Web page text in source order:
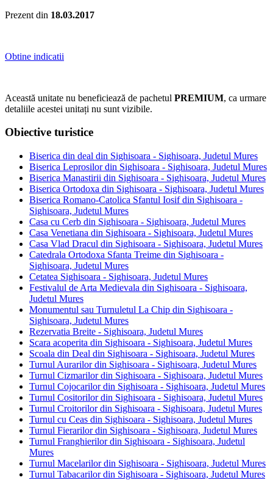
Prezent din 18.03.2017
Obtine indicatii
Această unitate nu beneficiează de pachetul PREMIUM, ca urmare
detaliile acestei unitați nu sunt vizibile.
Obiective turistice
Biserica din deal din Sighisoara - Sighisoara, Judetul Mures
Biserica Leprosilor din Sighisoara - Sighisoara, Judetul Mures
Biserica Manastirii din Sighisoara - Sighisoara, Judetul Mures
Biserica Ortodoxa din Sighisoara - Sighisoara, Judetul Mures
Biserica Romano-Catolica Sfantul Iosif din Sighisoara -
Sighisoara, Judetul Mures
Casa cu Cerb din Sighisoara - Sighisoara, Judetul Mures
Casa Venetiana din Sighisoara - Sighisoara, Judetul Mures
Casa Vlad Dracul din Sighisoara - Sighisoara, Judetul Mures
Catedrala Ortodoxa Sfanta Treime din Sighisoara -
Sighisoara, Judetul Mures
Cetatea Sighisoara - Sighisoara, Judetul Mures
Festivalul de Arta Medievala din Sighisoara - Sighisoara,
Judetul Mures
Monumentul sau Turnuletul La Chip din Sighisoara -
Sighisoara, Judetul Mures
Rezervatia Breite - Sighisoara, Judetul Mures
Scara acoperita din Sighisoara - Sighisoara, Judetul Mures
Scoala din Deal din Sighisoara - Sighisoara, Judetul Mures
Turnul Aurarilor din Sighisoara - Sighisoara, Judetul Mures
Turnul Cizmarilor din Sighisoara - Sighisoara, Judetul Mures
Turnul Cojocarilor din Sighisoara - Sighisoara, Judetul Mures
Turnul Cositorilor din Sighisoara - Sighisoara, Judetul Mures
Turnul Croitorilor din Sighisoara - Sighisoara, Judetul Mures
Turnul cu Ceas din Sighisoara - Sighisoara, Judetul Mures
Turnul Fierarilor din Sighisoara - Sighisoara, Judetul Mures
Turnul Franghierilor din Sighisoara - Sighisoara, Judetul
Mures
Turnul Macelarilor din Sighisoara - Sighisoara, Judetul Mures
Turnul Tabacarilor din Sighisoara - Sighisoara, Judetul Mures